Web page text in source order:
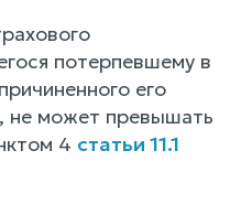
потерпевшему в
его
не может превышать
4 статьи 11.1